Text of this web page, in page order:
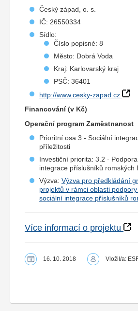
Český západ, o. s.
IČ: 26550334
Sídlo:
Číslo popisné: 8
Město: Dobrá Voda
Kraj: Karlovarský kraj
PSČ: 36401
http://www.cesky-zapad.cz
Financování (v Kč)
Operační program Zaměstnanost
Prioritní osa 3 - Sociální
příležitosti
Investiční priorita: 3.2 -
integrace příslušníků romských
Výzva: Výzva pro předkládání
projektů v rámci oblasti
sociální integrace příslušníků
Více informací o projektu
16. 10. 2018 Vložil/a: